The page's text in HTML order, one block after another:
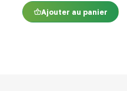
Ajouter au panier